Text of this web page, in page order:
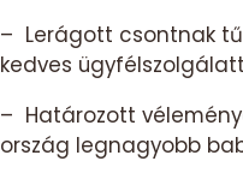
– Lerágott csontnak
kedves
– Határozott
ország legnagyobb